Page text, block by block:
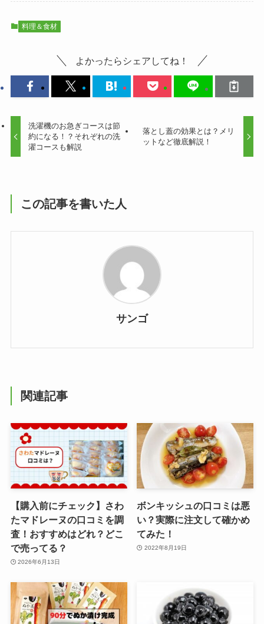
料理＆食材
よかったらシェアしてね！
洗濯機のお急ぎコースは節
約になる！？それぞれの洗
濯コースも解説
落とし蓋の効果とは？メリ
ットなど徹底解説！
この記事を書いた人
サンゴ
関連記事
【購入前にチェック】さわ
たマドレーヌの口コミを調
査！おすすめはどれ？どこ
で売ってる？
2026年6月13日
ボンキッシュの口コミは悪
い？実際に注文して確かめ
てみた！
2022年8月19日